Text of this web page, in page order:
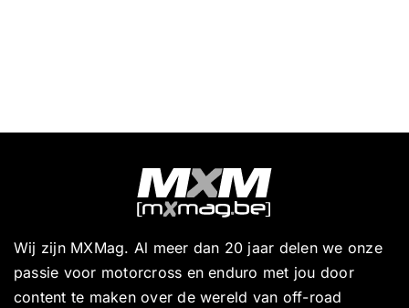
Wij zijn MXMag. Al meer dan 20 jaar delen we onze
passie voor motorcross en enduro met jou door
content te maken over de wereld van off-road